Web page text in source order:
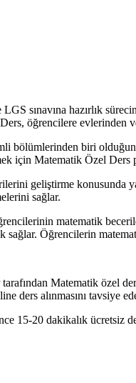
sınavına hazırlık
öğrencilere evlerinden
bölümlerinden biri
için Matematik Özel Ders
geliştirme konusunda
sağlar.
matematik
Öğrencilerin
Matematik özel
ders alınmasını tavsiye
15-20 dakikalık ücretsiz